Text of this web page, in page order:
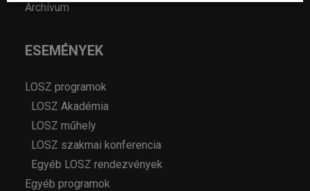
Archívum
ESEMÉNYEK
LOSZ programok
LOSZ Akadémia
LOSZ műhely
LOSZ szakmai konferencia
Egyéb LOSZ rendezvények
Egyéb programok